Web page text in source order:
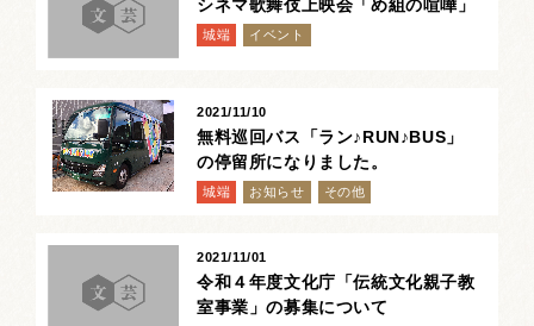
サイトマップ リンク集
プライバシーポリシー
シネマ歌舞伎上映会「め組の喧嘩」
城端 イベント
2021/11/10
無料巡回バス「ラン♪RUN♪BUS」
の停留所になりました。
城端 お知らせ その他
2021/11/01
令和４年度文化庁「伝統文化親子教
室事業」の募集について